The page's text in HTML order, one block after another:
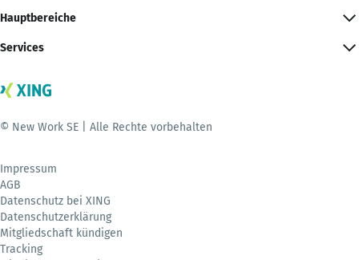
Hauptbereiche
Services
© New Work SE | Alle Rechte vorbehalten
Impressum
AGB
Datenschutz bei XING
Datenschutzerklärung
Mitgliedschaft kündigen
Tracking